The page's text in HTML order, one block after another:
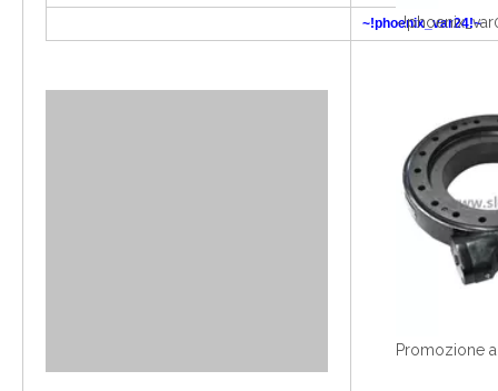
~!phoenix_var24!~